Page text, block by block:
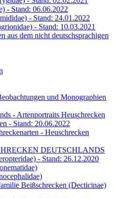
- Stand: 06.06.2022
- Stand: 24.01.2022
- Stand: 10.03.2021
aus dem nicht deutschsprachigen
und Monographien
- Artenportraits Heuschrecken
- Stand: 20.06.2022
- Heuschrecken
DEUTSCHLANDS
- Stand: 26.12.2020
Beißschrecken (Decticinae)